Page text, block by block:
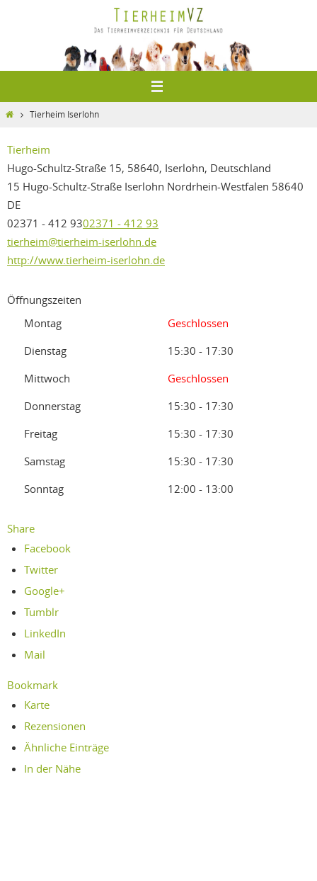
HomeTierheim Iserlohn
Tierheim
Hugo-Schultz-Straße 15, 58640, Iserlohn, Deutschland
15 Hugo-Schultz-Straße Iserlohn Nordrhein-Westfalen 58640
DE
02371 - 412 9302371 - 412 93
tierheim@tierheim-iserlohn.de
http://www.tierheim-iserlohn.de
Öffnungszeiten
Montag
Geschlossen
Dienstag
15:30 - 17:30
Mittwoch
Geschlossen
Donnerstag
15:30 - 17:30
Freitag
15:30 - 17:30
Samstag
15:30 - 17:30
Sonntag
12:00 - 13:00
Share
Facebook
Twitter
Google+
Tumblr
LinkedIn
Mail
Bookmark
Karte
Rezensionen
Ähnliche Einträge
In der Nähe